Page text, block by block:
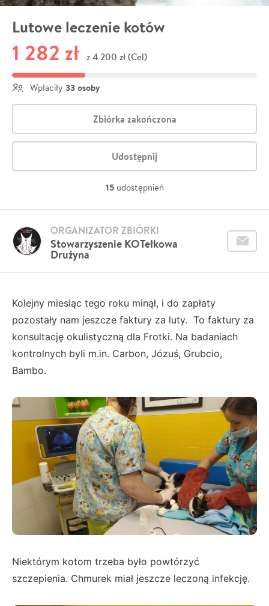
Lutowe leczenie kotów
1 282 zł z 4 200 zł (Cel)
Wpłaciły 33 osoby
Zbiórka zakończona
Udostępnij
15 udostępnień
Stowarzyszenie KOTełkowa
Drużyna
ORGANIZATOR ZBIÓRKI
Kolejny miesiąc tego roku minął, i do zapłaty
pozostały nam jeszcze faktury za luty. To faktury za
konsultację okulistyczną dla Frotki. Na badaniach
kontrolnych byli m.in. Carbon, Józuś, Grubcio,
Bambo.
Niektórym kotom trzeba było powtórzyć
szczepienia. Chmurek miał jeszcze leczoną infekcję.